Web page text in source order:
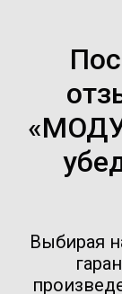
Выбирая